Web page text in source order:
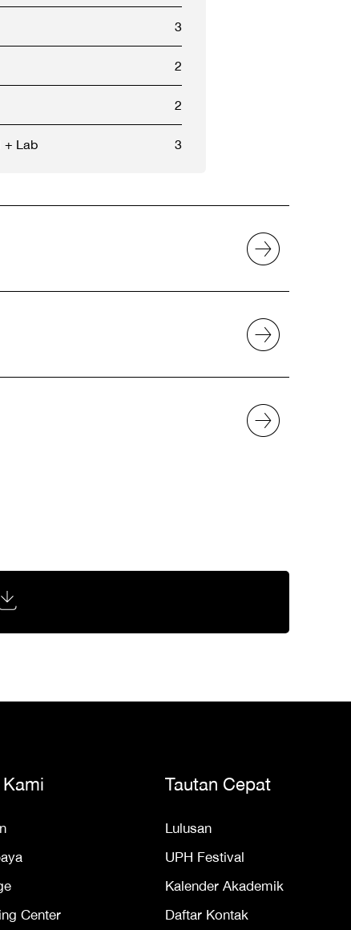
3
2
2
+ Lab 3
Center
Tautan Cepat
Lulusan
UPH Festival
Kalender Akademik
Daftar Kontak